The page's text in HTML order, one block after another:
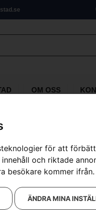
för att
och riktade
besökare kommer ifrån.
ÄNDRA MINA
OM OSS
Husqvarna